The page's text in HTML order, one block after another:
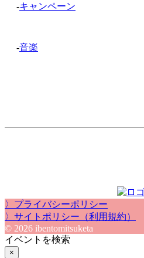
-キャンペーン
-音楽
〉プライバシーポリシー
〉サイトポリシー（利用規約）
© 2026 ibentomitsuketa
イベントを検索
×